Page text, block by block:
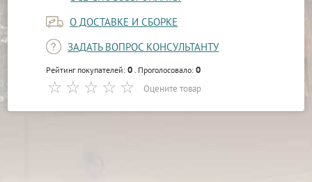
О ДОСТАВКЕ И СБОРКЕ
ЗАДАТЬ ВОПРОС КОНСУЛЬТАНТУ
Рейтинг покупателей:0 . Проголосовало:0
Оцените товар